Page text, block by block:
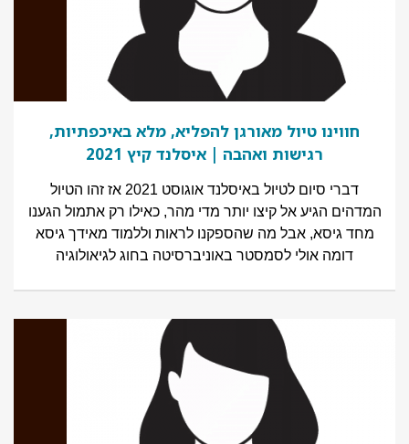
חווינו טיול מאורגן להפליא, מלא באיכפתיות,
רגישות ואהבה | איסלנד קיץ 2021
דברי סיום לטיול באיסלנד אוגוסט 2021 אז זהו הטיול
המדהים הגיע אל קיצו יותר מדי מהר, כאילו רק אתמול הגענו
מחד גיסא, אבל מה שהספקנו לראות וללמוד מאידך גיסא
דומה אולי לסמסטר באוניברסיטה בחוג לגיאולוגיה